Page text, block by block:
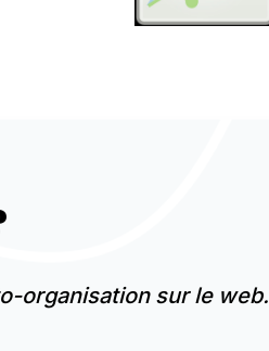
organisation sur le web.